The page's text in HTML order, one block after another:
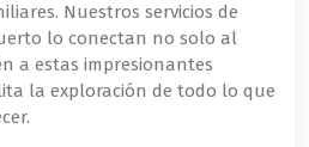
Nuestros servicios de
lo conectan no solo al
a estas impresionantes
la exploración de todo lo que